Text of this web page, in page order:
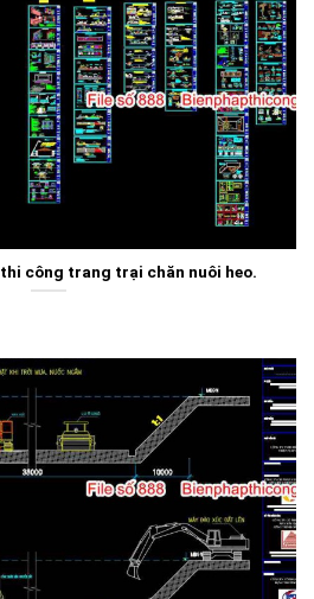
thi công trang trại chăn nuôi heo.